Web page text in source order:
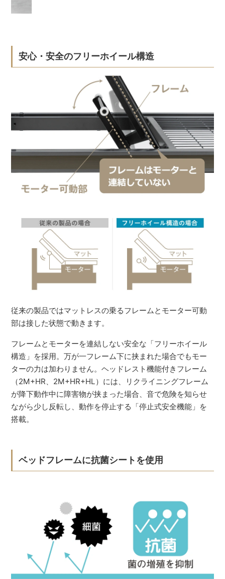
安心・安全のフリーホイール構造
従来の製品ではマットレスの乗るフレームとモーター可動
部は接した状態で動きます。
フレームとモーターを連結しない安全な「フリーホイール
構造」を採用。万が一フレーム下に挟まれた場合でもモー
ターの力は加わりません。ヘッドレスト機能付きフレーム
（2M+HR、2M+HR+HL）には、リクライニングフレーム
が降下動作中に障害物が挟まった場合、音で危険を知らせ
ながら少し反転し、動作を停止する「停止式安全機能」を
搭載。
ベッドフレームに抗菌シートを使用